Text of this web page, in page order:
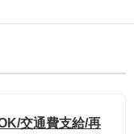
交通費支給/再